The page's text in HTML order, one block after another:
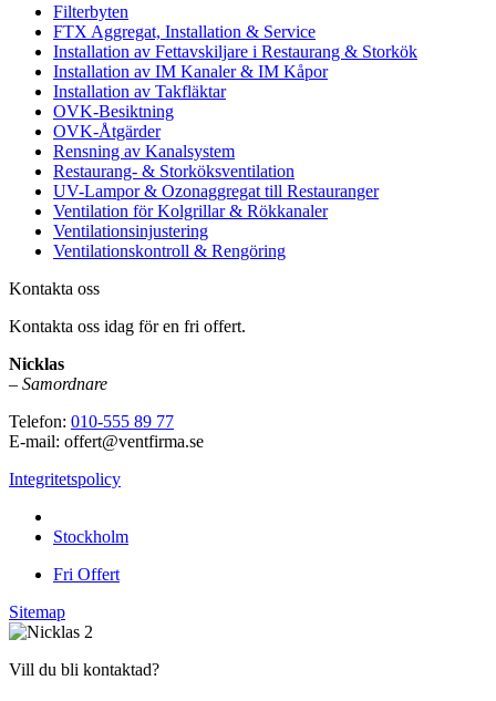
Filterbyten
FTX Aggregat, Installation & Service
Installation av Fettavskiljare i Restaurang & Storkök
Installation av IM Kanaler & IM Kåpor
Installation av Takfläktar
OVK-Besiktning
OVK-Åtgärder
Rensning av Kanalsystem
Restaurang- & Storköksventilation
UV-Lampor & Ozonaggregat till Restauranger
Ventilation för Kolgrillar & Rökkanaler
Ventilationsinjustering
Ventilationskontroll & Rengöring
Kontakta oss
Kontakta oss idag för en fri offert.
Nicklas
– Samordnare
Telefon: 010-555 89 77
E-mail: offert@ventfirma.se
Integritetspolicy
Stockholm
Fri Offert
Sitemap
Vill du bli kontaktad?